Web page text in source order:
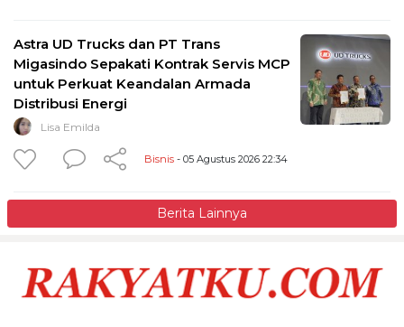
Astra UD Trucks dan PT Trans
Migasindo Sepakati Kontrak Servis MCP
untuk Perkuat Keandalan Armada
Distribusi Energi
Lisa Emilda
Bisnis - 05 Agustus 2026 22:34
Berita Lainnya